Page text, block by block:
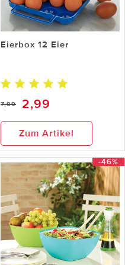
Eierbox 12 Eier
7,99 2,99
Zum Artikel
-46%